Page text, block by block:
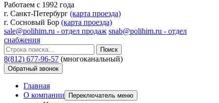
Работаем с 1992 года
г. Санкт-Петербург (карта проезда)
г. Сосновый Бор (карта проезда)
sale@polihim.ru - отдел продаж snab@polihim.ru - отдел
снабжения
Поиск
8(812) 677-96-57 (многоканальный)
Обратный звонок
Главная
О компании
Переключатель меню